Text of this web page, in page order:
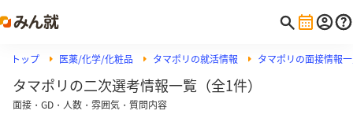
トップ 医薬/化学/化粧品 タマポリの就活情報 タマポリの面接情報
タマポリの二次選考情報一覧（全1件）
面接・GD・人数・雰囲気・質問内容